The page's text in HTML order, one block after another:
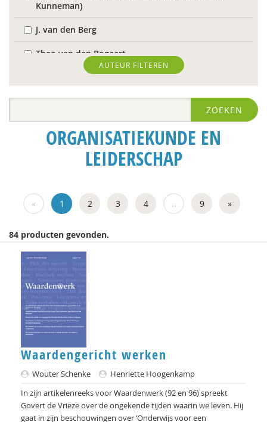
Kunneman)
J. van den Berg
Theo van den Bogaart
Antoinette Bolscher
Herman van den Bosch
R. Brohm
Richard Brons
Isolde de Groot
Marcel de Rooij
Ineke de Vries
Otto Dellemann
Jan den Bakker
Gerda van Dijk
Josje Dikkers
Joep Dohmen
AUTEUR FILTEREN
ZOEKEN
ORGANISATIEKUNDE EN
LEIDERSCHAP
« 1 2 3 4 .. 9 »
84 producten gevonden.
Waardengericht werken
Wouter Schenke
Henriette Hoogenkamp
In zijn artikelenreeks voor Waardenwerk (92 en 96) spreekt
Govert de Vrieze over de ongekende tijden waarin we leven. Hij
gaat in zijn beschouwingen over ‘Onderwijs voor een